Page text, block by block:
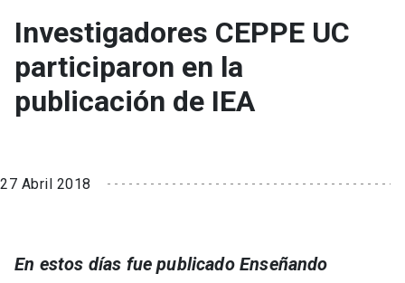
Investigadores CEPPE UC
participaron en la
publicación de IEA
27 Abril 2018
En estos días fue publicado Enseñando